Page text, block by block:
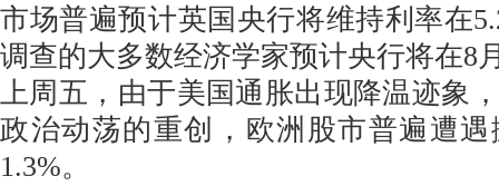
市场普遍预计英国央行将维持利率在
调查的大多数经济学家预计央行将在8
上周五，由于美国通胀出现降温迹象
政治动荡的重创，欧洲股市普遍遭
1.3%。